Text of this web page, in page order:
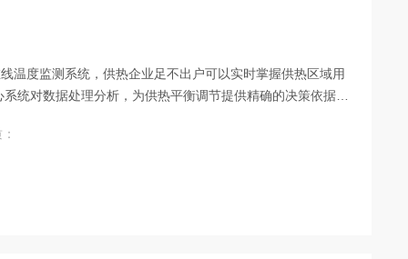
温度监测系统，供热企业足不出户可以实时掌握供热区域用
统对数据处理分析，为供热平衡调节提供精确的决策依据，